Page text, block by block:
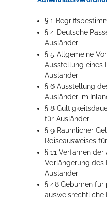
§ 1
§ 4 Deutsche
Ausländer
§ 5 Allgemeine
Ausstellung eines
Ausländer
§ 6 Ausstellung
Ausländer im
§ 8
für Ausländer
§ 9 Räumlicher
Reiseausweises
§ 11 Verfahren
Verlängerung des
Ausländer
§ 48 Gebühren für
ausweisrechtliche